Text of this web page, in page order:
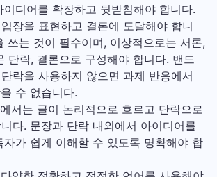
이디어를 확장하고 뒷받침해야 합니다.
장을 표현하고 결론에 도달해야 합니
쓰는 것이 필수이며, 이상적으로는 서론,
단락, 결론으로 구성해야 합니다. 밴드
락을 사용하지 않으면 과제 반응에서
수 없습니다.
에서는 글이 논리적으로 흐르고 단락으로
다. 문장과 단락 내외에서 아이디어를
자가 쉽게 이해할 수 있도록 명확해야 합